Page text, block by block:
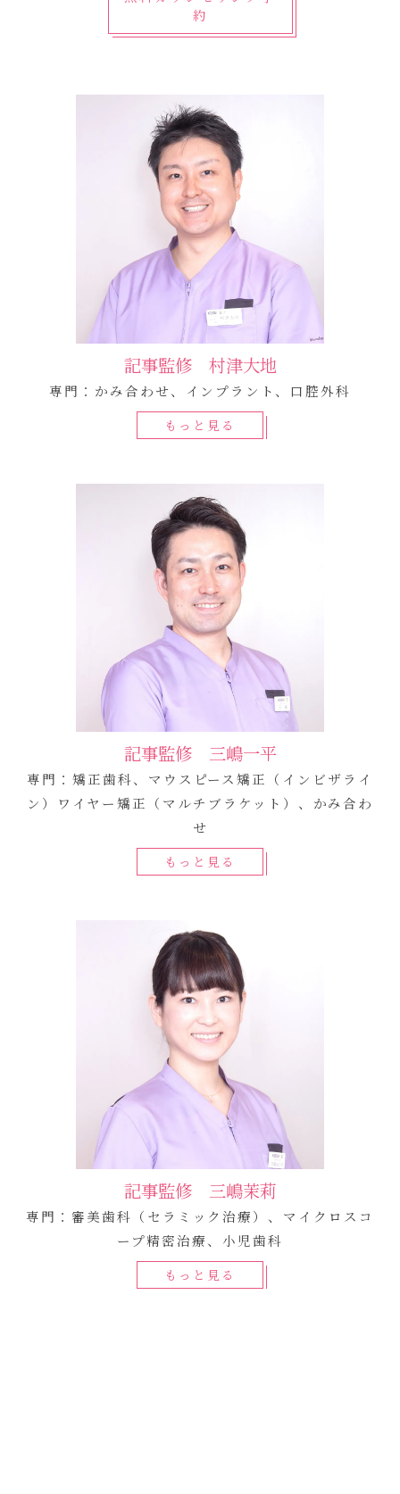
約
記事監修 村津大地
専門：かみ合わせ、インプラント、口腔外科
もっと見る
記事監修 三嶋一平
専門：矯正歯科、マウスピース矯正（インビザライ
ン）ワイヤー矯正（マルチブラケット）、かみ合わ
せ
もっと見る
記事監修 三嶋茉莉
専門：審美歯科（セラミック治療）、マイクロスコ
ープ精密治療、小児歯科
もっと見る